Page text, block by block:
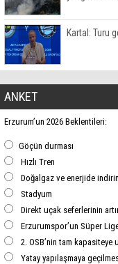
Kartal: Turu
ANKET
Erzurum’un 2026 Beklentileri:
Göçün durması
Hızlı Tren
Doğalgaz ve enerjide
Stadyum
Direkt uçak seferlerinin
Erzurumspor’un Süper
2. OSB’nin tam kapasiteye
Yatay yapılaşmaya